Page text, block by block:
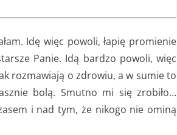
Idę więc powoli, łapię promienie
Panie. Idą bardzo powoli, więc
rozmawiają o zdrowiu, a w sumie to
bolą. Smutno mi się zrobiło…
i nad tym, że nikogo nie ominą